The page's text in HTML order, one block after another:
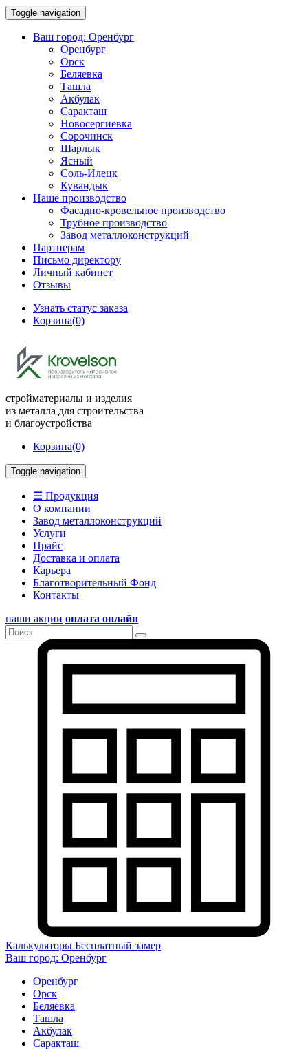
Toggle navigation
Ваш город: Оренбург
Оренбург
Орск
Беляевка
Ташла
Акбулак
Саракташ
Новосергиевка
Сорочинск
Шарлык
Ясный
Соль-Илецк
Кувандык
Наше производство
Фасадно-кровельное производство
Трубное производство
Завод металлоконструкций
Партнерам
Письмо директору
Личный кабинет
Отзывы
Узнать статус заказа
Корзина(0)
стройматериалы и изделия
из металла для строительства
и благоустройства
Корзина(0)
Toggle navigation
☰ Продукция
О компании
Завод металлоконструкций
Услуги
Прайс
Доставка и оплата
Карьера
Благотворительный Фонд
Контакты
наши акции оплата онлайн
Калькуляторы Бесплатный замер
Ваш город: Оренбург
Оренбург
Орск
Беляевка
Ташла
Акбулак
Саракташ